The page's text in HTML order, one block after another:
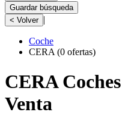
Guardar búsqueda
< Volver |
Coche
CERA (0 ofertas)
CERA
Venta